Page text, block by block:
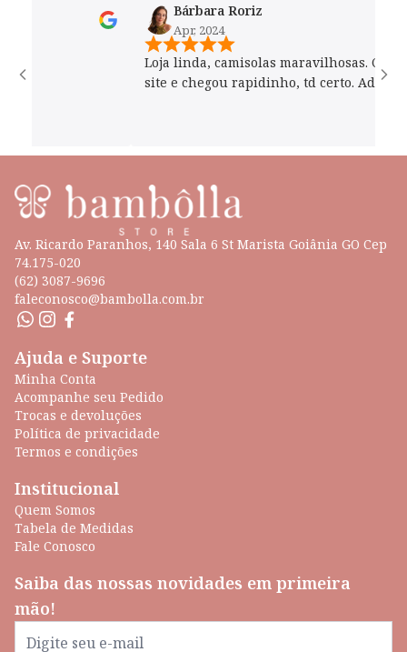
Bárbara Roriz
Apr, 2024
Loja linda, camisolas maravilhosas.
site e chegou rapidinho, td certo. Adorei!
Av. Ricardo Paranhos, 140 Sala 6 St Marista Goiânia GO Cep
74.175-020
(62) 3087-9696
faleconosco@bambolla.com.br
Ajuda e Suporte
Minha Conta
Acompanhe seu Pedido
Trocas e devoluções
Política de privacidade
Termos e condições
Institucional
Quem Somos
Tabela de Medidas
Fale Conosco
Saiba das nossas novidades em primeira
mão!